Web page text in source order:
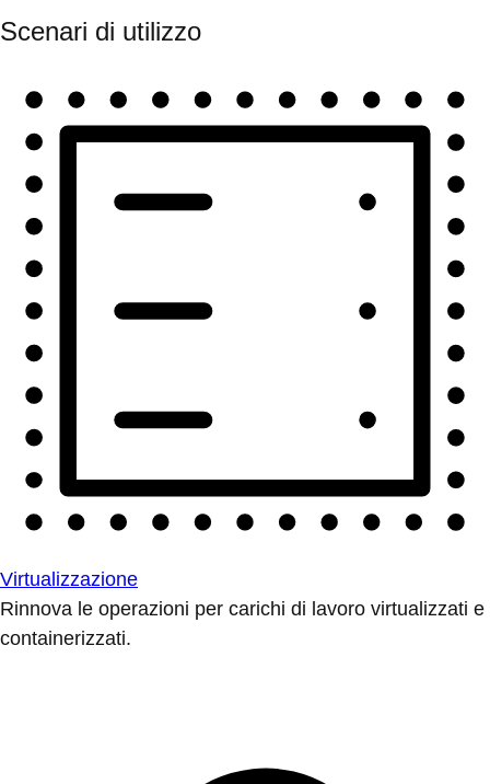
Scenari di utilizzo
Virtualizzazione
Rinnova le operazioni per carichi di lavoro virtualizzati e
containerizzati.